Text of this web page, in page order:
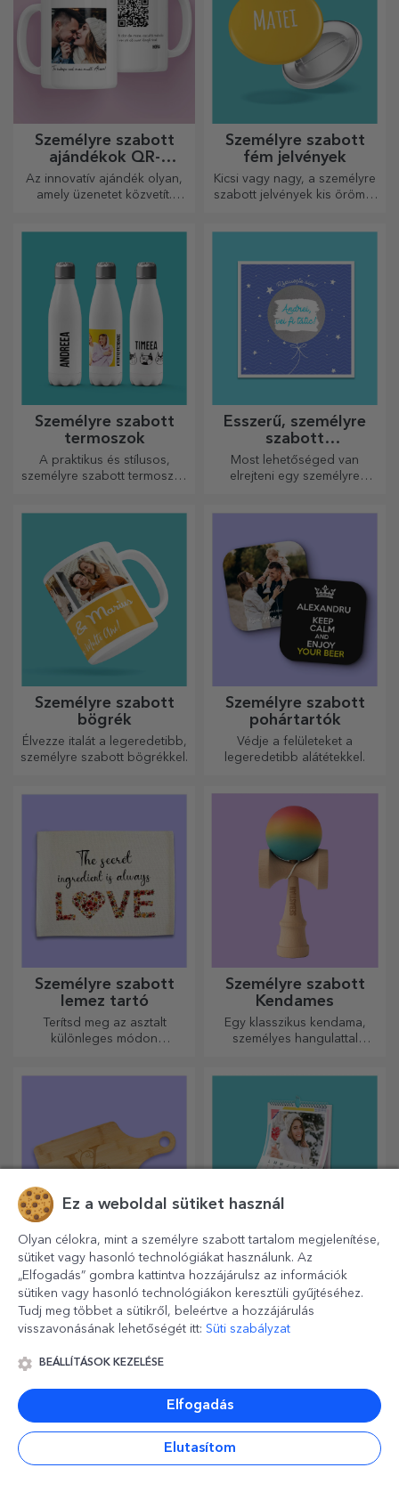
Személyre szabott
ajándékok QR-
kódokkal
Az innovatív ajándék olyan,
amely üzenetet közvetít.
legegyedibb reakciókat
váltsa ki!
Személyre szabott
fém jelvények
Kicsi vagy nagy, a személyre
szabott jelvények kis örömöt
jókedvet hoz!
Személyre szabott
termoszok
A praktikus és stílusos,
személyre szabott termoszok
Ésszerű, személyre
szabott
üdvözlőkártyák és
kártyák
Most lehetőséged van
elrejteni egy személyre
Személyre szabott
bögrék
Élvezze italát a legeredetibb,
személyre szabott bögrékkel.
Személyre szabott
pohártartók
Védje a felületeket a
legeredetibb alátétekkel.
Személyre szabott
lemez tartó
Terítsd meg az asztalt
különleges módon
Személyre szabott
Kendames
Egy klasszikus kendama,
személyes hangulattal
Klasszikus bambusz
aprítók
Hasznos és egyedi
kialakítású, gravírozott
vágódeszkák tökéletesek a
legfinomabb ételekhez.
Személyre szabott
naptárak
Az év legszebb pillanatait
hozó hónapok!
Ez a weboldal sütiket használ
Olyan célokra, mint a személyre szabott tartalom megjelenítése,
sütiket vagy hasonló technológiákat használunk. Az
„Elfogadás” gombra kattintva hozzájárulsz az információk
sütiken vagy hasonló technológiákon keresztüli gyűjtéséhez.
Tudj meg többet a sütikről, beleértve a hozzájárulás
visszavonásának lehetőségét itt: Süti szabályzat
BEÁLLÍTÁSOK KEZELÉSE
Elfogadás
Elutasítom